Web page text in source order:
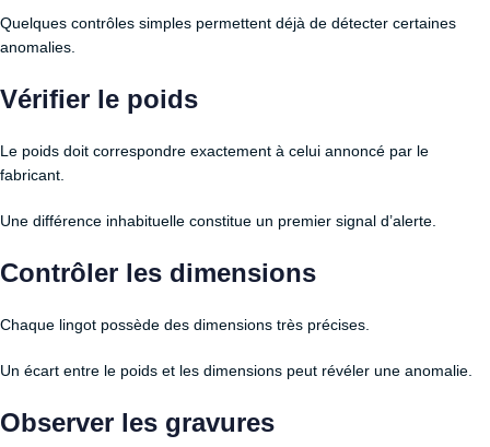
Quelques contrôles simples permettent déjà de détecter certaines
anomalies.
Vérifier le poids
Le poids doit correspondre exactement à celui annoncé par le
fabricant.
Une différence inhabituelle constitue un premier signal d’alerte.
Contrôler les dimensions
Chaque lingot possède des dimensions très précises.
Un écart entre le poids et les dimensions peut révéler une anomalie.
Observer les gravures